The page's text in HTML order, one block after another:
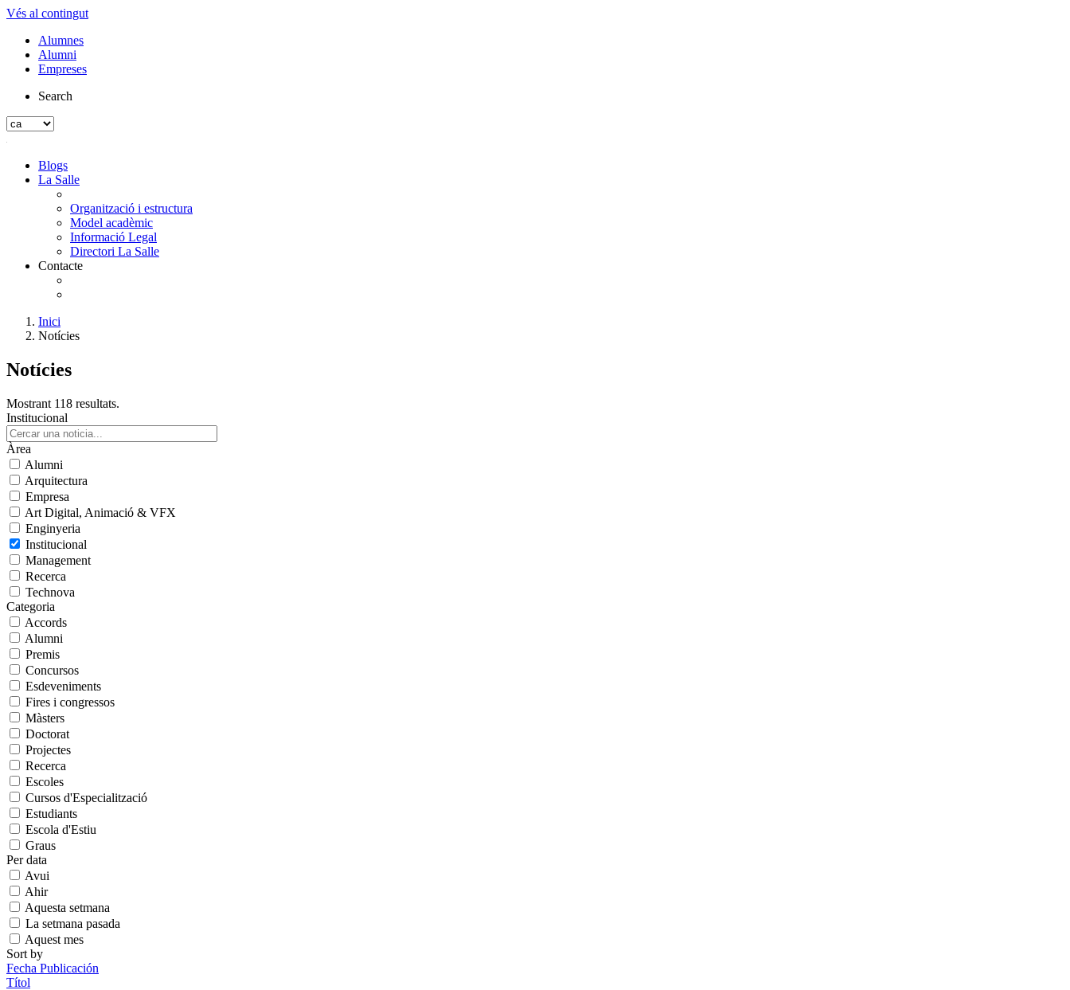
Vés al contingut
Alumnes
Alumni
Empreses
Search
Blogs
La Salle
Organització i estructura
Model acadèmic
Informació Legal
Directori La Salle
Contacte
Inici
Notícies
Notícies
Mostrant 118 resultats.
Institucional
Àrea
Alumni
Arquitectura
Empresa
Art Digital, Animació & VFX
Enginyeria
Institucional
Management
Recerca
Technova
Categoria
Accords
Alumni
Premis
Concursos
Esdeveniments
Fires i congressos
Màsters
Doctorat
Projectes
Recerca
Escoles
Cursos d'Especialització
Estudiants
Escola d'Estiu
Graus
Per data
Avui
Ahir
Aquesta setmana
La setmana pasada
Aquest mes
Sort by
Fecha Publicación
Títol